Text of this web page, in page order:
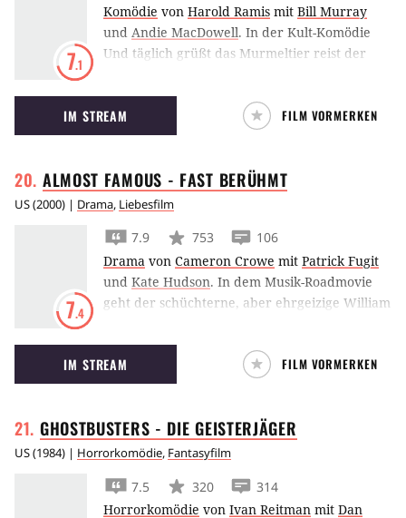
7.1
Komödie von Harold Ramis mit Bill Murray
und Andie MacDowell. In der Kult-Komödie
Und täglich grüßt das Murmeltier reist der
langweiliges Provinzkaff und wird dort in
einer Zeitschleife gefangen.
IM STREAM FILM VORMERKEN
ALMOST FAMOUS - FAST BERÜHMT
US(2000) | Drama, Liebesfilm
7.4
7.9 753
106
Drama von Cameron Crowe mit Patrick Fugit
und Kate Hudson. In dem Musik-Roadmovie
geht der schüchterne, aber ehrgeizige William
einiges über das Leben, die Liebe – und die
Musik.
IM STREAM FILM VORMERKEN
GHOSTBUSTERS - DIEGEISTERJÄGER
US(1984) | Horrorkomödie, Fantasyfilm
7.5 320
314
Horrorkomödie von Ivan Reitman mit Dan